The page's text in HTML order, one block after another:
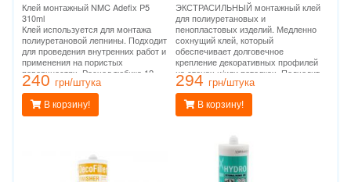
Клей монтажный NMC Adefix P5
310ml
Клей используется для монтажа
полиуретановой лепнины. Подходит
для проведения внутренних работ и
применения на пористых
поверхностях. Расход тюбика 12
метров погонных.
240 грн/штука
В корзину!
ЭКСТРАСИЛЬНЫЙ монтажный клей
для полиуретановых и
пенопластовых изделий. Медленно
сохнущий клей, который
обеспечивает долговечное
крепление декоративных профилей
на стенах и/или потолках. Подходит
для проведения внутренних работ и
применения на пористых
поверхностях. Расход тюбика 12
метров погонных.
294 грн/штука
В корзину!